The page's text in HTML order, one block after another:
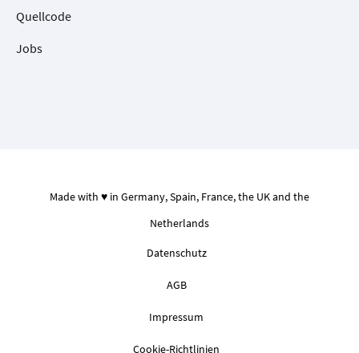
Quellcode
Jobs
Made with ♥ in Germany, Spain, France, the UK and the
Netherlands
Datenschutz
AGB
Impressum
Cookie-Richtlinien